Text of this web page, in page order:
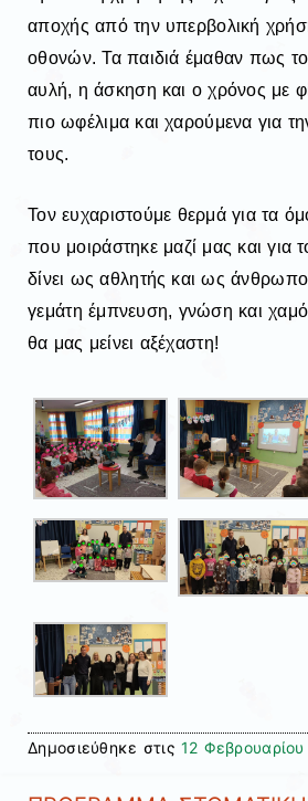
αποχής από την υπερβολική
οθονών. Τα παιδιά έμαθαν πως το
αυλή, η άσκηση και ο χρόνος με
πιο ωφέλιμα και χαρούμενα για
τους.
Τον ευχαριστούμε θερμά για τα
που μοιράστηκε μαζί μας και για
δίνει ως αθλητής και ως
γεμάτη έμπνευση, γνώση και
θα μας μείνει αξέχαστη!
Δημοσιεύθηκε στις 12